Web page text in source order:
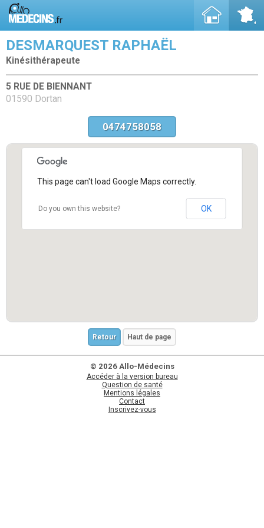
DESMARQUEST RAPHAËL
Kinésithérapeute
5 RUE DE BIENNANT
01590 Dortan
0474758058
This page can't load Google Maps correctly.
Do you own this website? OK
Retour Haut de page
© 2026 Allo-Médecins
Accéder à la version bureau
Question de santé
Mentions légales
Contact
Inscrivez-vous